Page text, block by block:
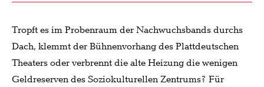
Tropft es im Probenraum der Nachwuchsbands durchs
Dach, klemmt der Bühnenvorhang des Plattdeutschen
Theaters oder verbrennt die alte Heizung die wenigen
Geldreserven des Soziokulturellen Zentrums? Für